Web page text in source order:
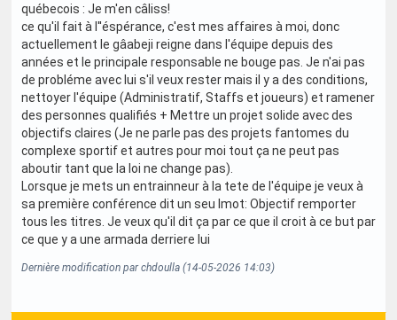
québecois : Je m'en câliss!
ce qu'il fait à l''éspérance, c'est mes affaires à moi, donc
actuellement le gâabeji reigne dans l'équipe depuis des
années et le principale responsable ne bouge pas. Je n'ai pas
de probléme avec lui s'il veux rester mais il y a des conditions,
nettoyer l'équipe (Administratif, Staffs et joueurs) et ramener
des personnes qualifiés + Mettre un projet solide avec des
objectifs claires (Je ne parle pas des projets fantomes du
complexe sportif et autres pour moi tout ça ne peut pas
aboutir tant que la loi ne change pas).
Lorsque je mets un entrainneur à la tete de l'équipe je veux à
sa première conférence dit un seu lmot: Objectif remporter
tous les titres. Je veux qu'il dit ça par ce que il croit à ce but par
ce que y a une armada derriere lui
Dernière modification par chdoulla (14-05-2026 14:03)